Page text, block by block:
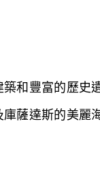
和豐富的歷史
薩達斯的美麗